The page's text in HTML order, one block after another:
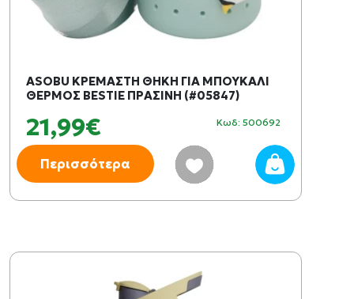
ASOBU ΚΡΕΜΑΣΤΗ ΘΗΚΗ ΓΙΑ ΜΠΟΥΚΑΛΙ
ΘΕΡΜΟΣ BESTIE ΠΡΑΣΙΝΗ (#05847)
21,99€ Κωδ: 500692
Περισσότερα